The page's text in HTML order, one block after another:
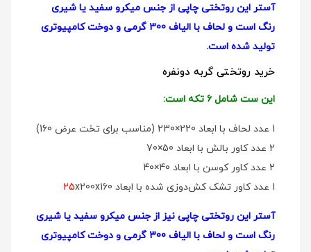
آستر این روتختی چاپی از جنس میکرو سفید یا شیری
رنگ است و لحاف با الیاف 300 گرمی و دوخت کامپیوتری
تولید شده است.
خرید روتختی گربه دونفره
این ست شامل 6 تکه است:
1 عدد لحاف با ابعاد 220×230 (مناسب برای تخت عرض 160)
2 عدد کاور بالش با ابعاد 50×70
2 عدد کاور کوسن با ابعاد 40×40
1 عدد کاور تشک کش‌دوزی شده با ابعاد
25x200x160
آستر این روتختی چاپی نیز از جنس میکرو سفید یا شیری
رنگ است و لحاف با الیاف 300 گرمی و دوخت کامپیوتری